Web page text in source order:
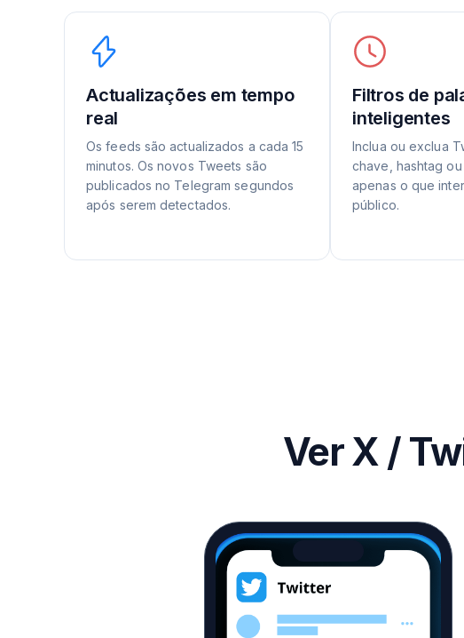
Actualizações em tempo
real
Os feeds são actualizados a cada 15
minutos. Os novos Tweets são
publicados no Telegram segundos
após serem detectados.
Filtros de
inteligentes
Inclua ou exclua
chave, hashtag ou
apenas o que
público.
Ver X /